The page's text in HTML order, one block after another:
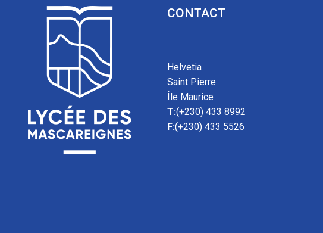
CONTACT
Helvetia
Saint Pierre
Île Maurice
T:(+230) 433 8992
F:(+230) 433 5526